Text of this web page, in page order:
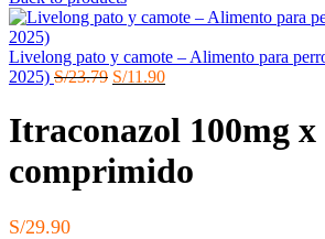
Livelong pato y camote – Alimento para
2025) S/23.79 El
era:
S/23.79.
S/11.90El
actual
es:
S/11.90.
Itraconazol 100mg x
comprimido
S/29.90